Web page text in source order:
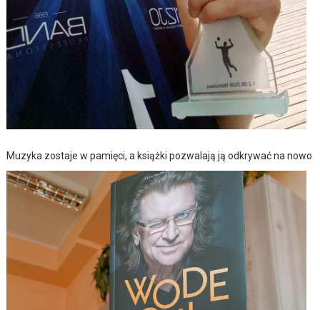
Muzyka zostaje w pamięci, a książki pozwalają ją odkrywać na nowo